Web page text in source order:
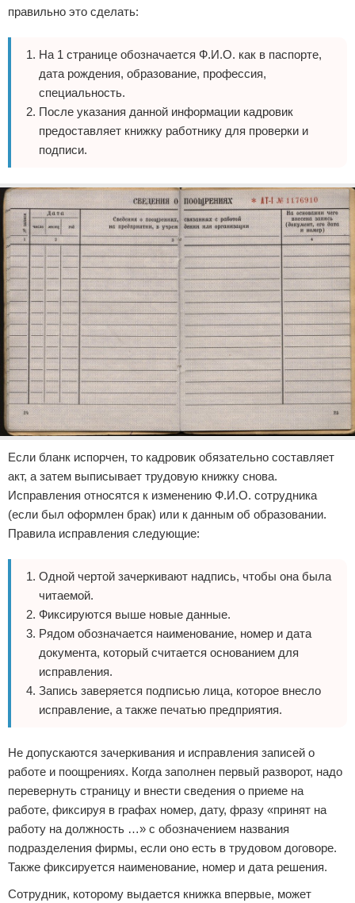
правильно это сделать:
На 1 странице обозначается Ф.И.О. как в паспорте,
дата рождения, образование, профессия,
специальность.
После указания данной информации кадровик
предоставляет книжку работнику для проверки и
подписи.
Если бланк испорчен, то кадровик обязательно составляет
акт, а затем выписывает трудовую книжку снова.
Исправления относятся к изменению Ф.И.О. сотрудника
(если был оформлен брак) или к данным об образовании.
Правила исправления следующие:
Одной чертой зачеркивают надпись, чтобы она была
читаемой.
Фиксируются выше новые данные.
Рядом обозначается наименование, номер и дата
документа, который считается основанием для
исправления.
Запись заверяется подписью лица, которое внесло
исправление, а также печатью предприятия.
Не допускаются зачеркивания и исправления записей о
работе и поощрениях. Когда заполнен первый разворот, надо
перевернуть страницу и внести сведения о приеме на
работе, фиксируя в графах номер, дату, фразу «принят на
работу на должность …» с обозначением названия
подразделения фирмы, если оно есть в трудовом договоре.
Также фиксируется наименование, номер и дата решения.
Сотрудник, которому выдается книжка впервые, может